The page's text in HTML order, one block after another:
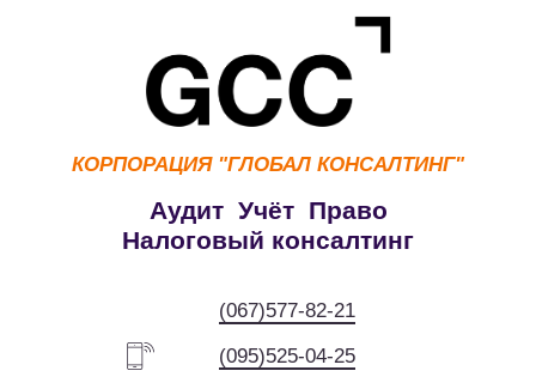
КОРПОРАЦИЯ "ГЛОБАЛ КОНСАЛТИНГ"
Аудит Учёт Право
Налоговый консалтинг
(067)577-82-21
(095)525-04-25